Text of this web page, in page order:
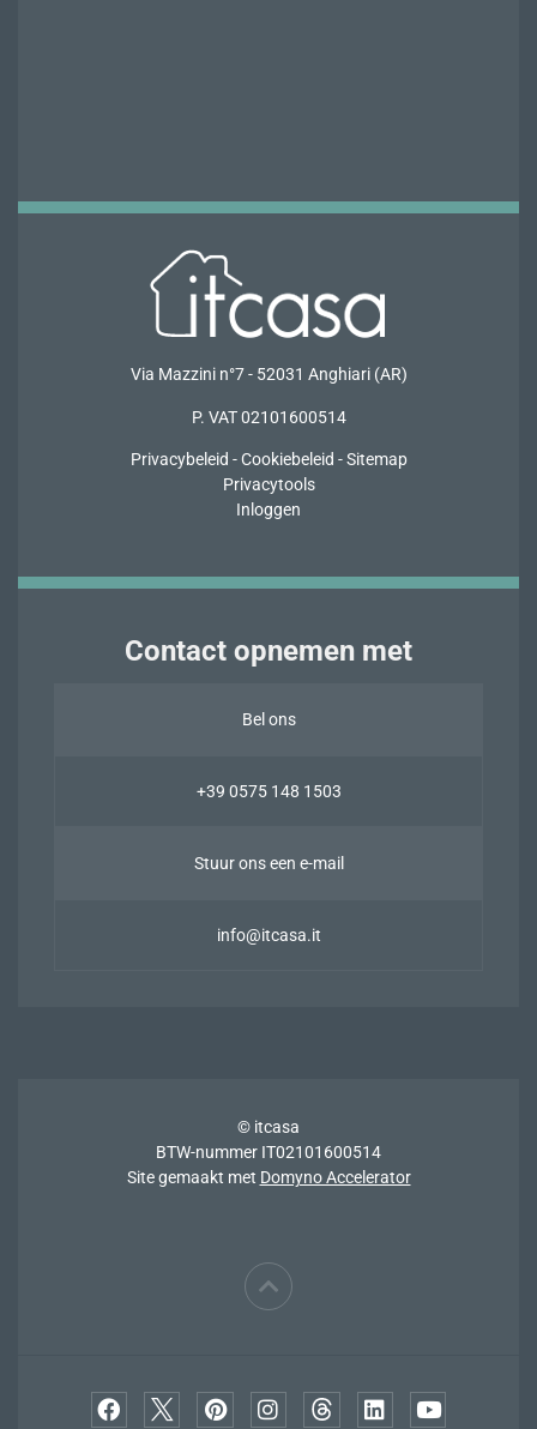
Via Mazzini n°7 - 52031 Anghiari (AR)
P. VAT 02101600514
Privacybeleid -Cookiebeleid -Sitemap
Privacytools
Inloggen
Contact opnemen met
Bel ons
+39 0575 148 1503
Stuur ons een e-mail
info@itcasa.it
© itcasa
BTW-nummer IT02101600514
Site gemaakt met Domyno Accelerator